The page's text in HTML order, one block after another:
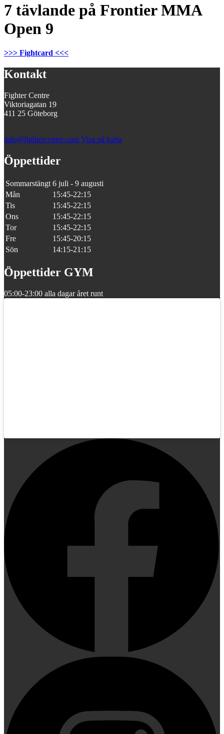
7 tävlande på Frontier MMA
Open 9
>>> Fightcard <<<
Kontakt
Fighter Centre
Viktoriagatan 19
411 25 Göteborg
info@fightercentre.com Visa på karta
Öppettider
Sommarstängt 6 juli - 9 augusti
Mån
15:45-22:15
Tis
15:45-22:15
Ons
15:45-22:15
Tor
15:45-22:15
Fre
15:45-20:15
Sön
14:15-21:15
Öppettider GYM
05:00-23:00 alla dagar året runt